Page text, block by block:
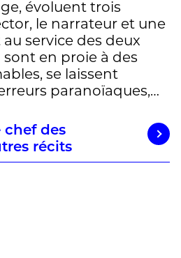
évoluent trois
le narrateur et une
service des deux
sont en proie à des
se laissent
paranoïaques,…
chef des
récits